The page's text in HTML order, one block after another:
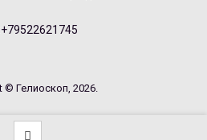
© Гелиоскоп, 2026.